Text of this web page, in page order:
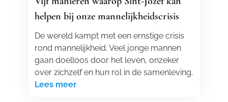
helpen bij onze mannelijkheidscrisis
De wereld kampt met een ernstige crisis
rond mannelijkheid. Veel jonge mannen
gaan doelloos door het leven, onzeker
over zichzelf en hun rol in de samenleving.
Lees meer